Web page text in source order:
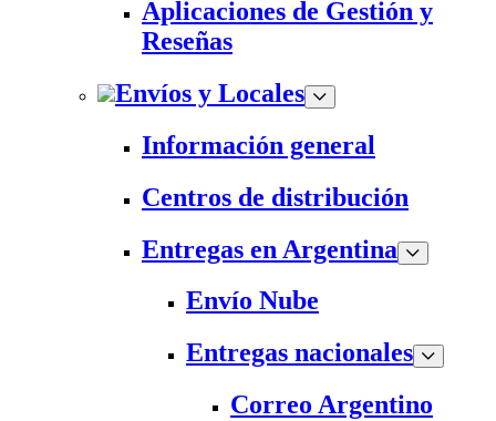
Aplicaciones de Gestión y
Reseñas
Envíos y Locales
Información general
Centros de distribución
Entregas en Argentina
Envío Nube
Entregas nacionales
Correo Argentino